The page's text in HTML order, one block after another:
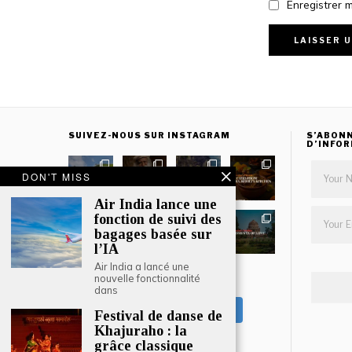
Enregistrer
SUIVEZ-NOUS SUR INSTAGRAM
CHARGER PLUS
Suivre sur Instagram
DON'T MISS
Air India lance une
fonction de suivi des
bagages basée sur
l’IA
Air India a lancé une
nouvelle fonctionnalité
dans
Festival de danse de
Khajuraho : la
grâce classique